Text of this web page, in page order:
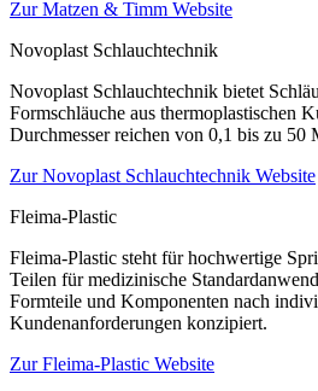
Zur Matzen & Timm Website
Novoplast Schlauchtechnik
Novoplast Schlauchtechnik bietet
Formschläuche aus thermoplastischen
Durchmesser reichen von 0,1 bis zu 50
Zur Novoplast Schlauchtechnik Website
Fleima-Plastic
Fleima-Plastic steht für hochwertige
Teilen für medizinische
Formteile und Komponenten nach
Kundenanforderungen konzipiert.
Zur Fleima-Plastic Website